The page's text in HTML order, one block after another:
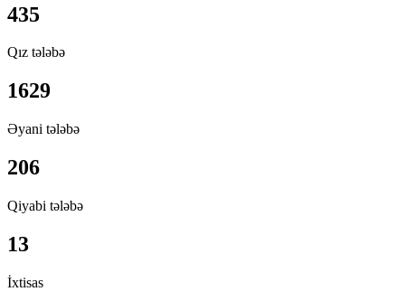
435
Qız tələbə
1629
Əyani tələbə
206
Qiyabi tələbə
13
İxtisas